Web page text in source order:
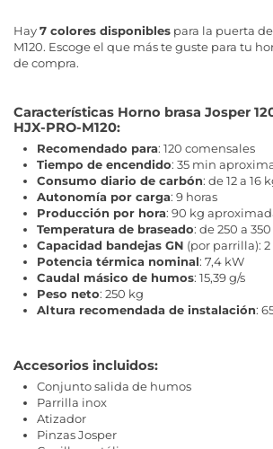
Hay7 colores disponibles para la puerta
M120. Escoge el que más te guste para tu
de compra.
Características Horno brasa Josper
HJX-PRO-M120:
Recomendado para: 120 comensales
Tiempo de encendido: 35 min
Consumo diario de carbón: de 12 a 16
Autonomía por carga: 9 horas
Producción por hora: 90 kg
Temperatura de braseado: de 250 a 350
Capacidad bandejas GN (por parrilla): 2
Potencia térmica nominal: 7,4 kW
Caudal másico de humos: 15,39 g/s
Peso neto: 250 kg
Altura recomendada de instalación:
Accesorios incluidos:
Conjunto salida de humos
Parrilla inox
Atizador
Pinzas Josper